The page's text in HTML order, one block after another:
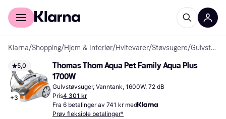
For kunder
Klarna/Shopping/Hjem & Interiør/Hvitevarer/Støvsugere/ Gulvstøvsugere
5,0
+3
Thomas Thom Aqua Pet Family Aqua Plus
1700W
Gulvstøvsuger, Vanntank, 1600W, 72 dB
Pris4 301 kr
Fra 6 betalinger av 741 kr med
Prøv fleksible betalinger*